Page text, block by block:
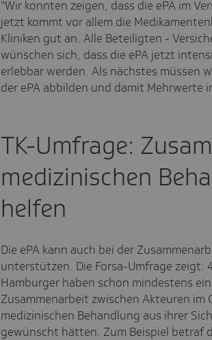
"Wir konnten zeigen, dass die ePA im
jetzt kommt vor allem die
Kliniken gut an. Alle Beteiligten -
wünschen sich, dass die ePA jetzt
erlebbar werden. Als nächstes müssen
der ePA abbilden und damit Mehrwerte
TK-Umfrage:
medizinischen
helfen
Die ePA kann auch bei der
unterstützen. Die Forsa-Umfrage zeigt:
Hamburger haben schon mindestens
Zusammenarbeit zwischen Akteuren im
medizinischen Behandlung aus ihrer
gewünscht hätten. Zum Beispiel betraf